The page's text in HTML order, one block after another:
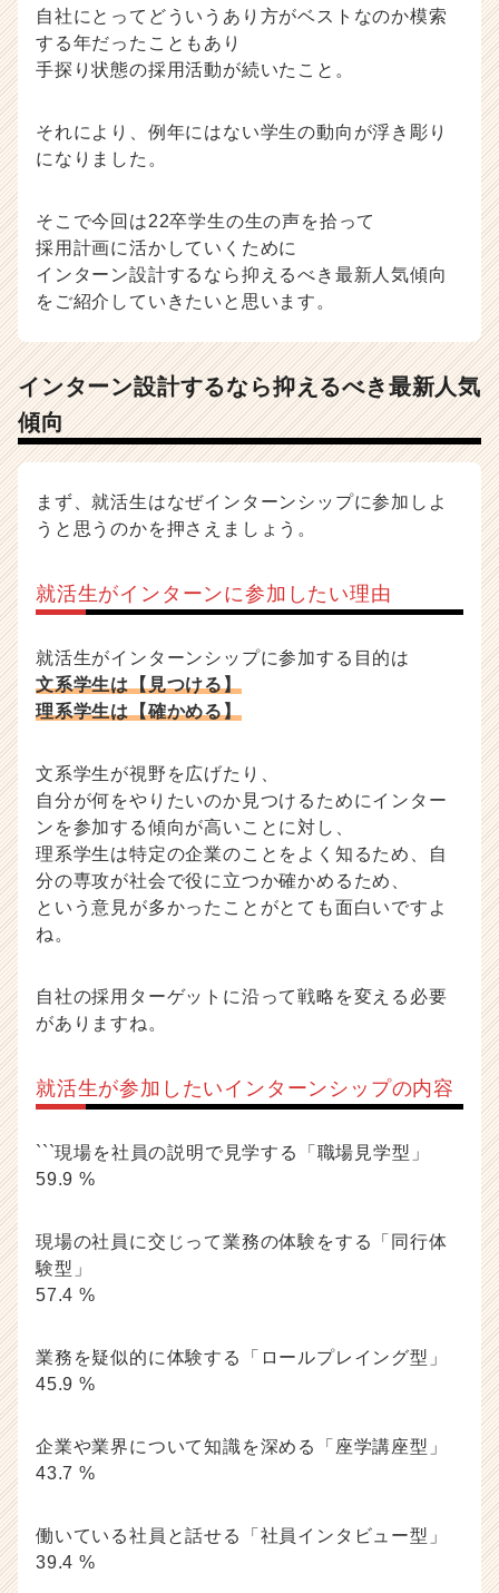
採
用
担
向
用
ノ
ウ
ハ
ウ
ベ
チ
ャ
ー・
成
長
か
ス
カ
ウ
ト
届
く
就
活
サ
イ
ト
ャ
h
e
r
自社にとってどういうあり方がベストなのか模索
する年だったこともあり
手探り状態の採用活動が続いたこと。
それにより、例年にはない学生の動向が浮き彫り
になりました。
そこで今回は22卒学生の生の声を拾って
採用計画に活かしていくために
インターン設計するなら抑えるべき最新人気傾向
をご紹介していきたいと思います。
インターン設計するなら抑えるべき最新人気
傾向
まず、就活生はなぜインターンシップに参加しよ
うと思うのかを押さえましょう。
就活生がインターンに参加したい理由
就活生がインターンシップに参加する目的は
文系学生は【見つける】
理系学生は【確かめる】
文系学生が視野を広げたり、
自分が何をやりたいのか見つけるためにインター
ンを参加する傾向が高いことに対し、
理系学生は特定の企業のことをよく知るため、自
分の専攻が社会で役に立つか確かめるため、
という意見が多かったことがとても面白いですよ
ね。
自社の採用ターゲットに沿って戦略を変える必要
がありますね。
就活生が参加したいインターンシップの内容
```現場を社員の説明で見学する「職場見学型」
59.9 %
現場の社員に交じって業務の体験をする「同行体
験型」
57.4 %
業務を疑似的に体験する「ロールプレイング型」
45.9 %
企業や業界について知識を深める「座学講座型」
43.7 %
働いている社員と話せる「社員インタビュー型」
39.4 %